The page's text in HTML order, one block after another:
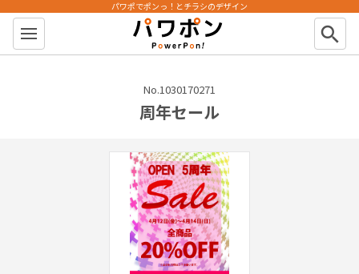
パワポン
パワポでポンっ！とチラシのデザイン
search
No.1030170271
周年セール